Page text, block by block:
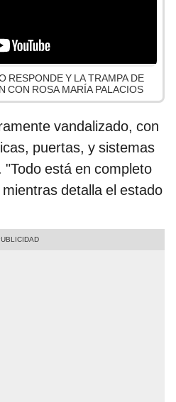
RESPONDE Y LA TRAMPA DE
CON ROSA MARÍA PALACIOS
vandalizado, con
puertas, y sistemas
está en completo
detalla el estado